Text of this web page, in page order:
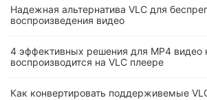
Надежная альтернатива VLC для
воспроизведения видео
4 эффективных решения для MP4 видео
воспроизводится на VLC плеере
Как конвертировать поддерживемые